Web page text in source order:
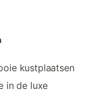
kustplaatsen
in de luxe